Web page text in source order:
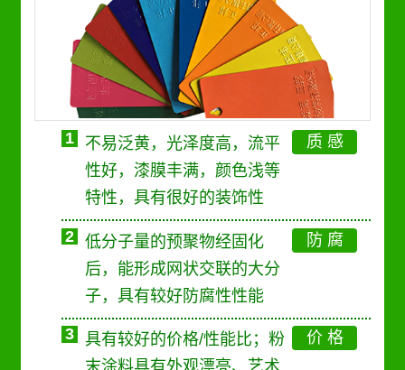
1
不易泛黄，光泽度高，流平
性好，漆膜丰满，颜色浅等
特性，具有很好的装饰性
质 感
2 低分子量的预聚物经固化
后，能形成网状交联的大分
子，具有较好防腐性性能
防 腐
3
具有较好的价格/性能比；粉
价 格